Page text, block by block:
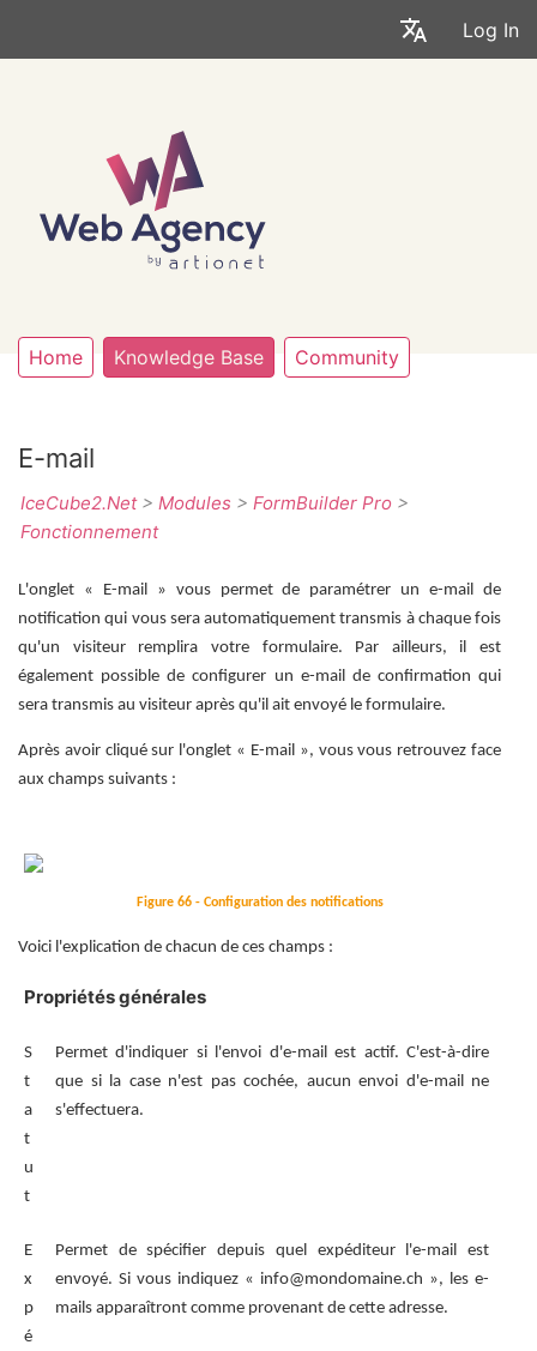
Log In
Home Knowledge Base Community
E-mail
IceCube2.Net> Modules > FormBuilder Pro >
Fonctionnement
L'onglet « E-mail » vous permet de paramétrer un e-mail de
notification qui vous sera automatiquement transmis à chaque fois
qu'un visiteur remplira votre formulaire. Par ailleurs, il est
également possible de configurer un e-mail de confirmation qui
sera transmis au visiteur après qu'il ait envoyé le formulaire.
Après avoir cliqué sur l'onglet « E-mail », vous vous retrouvez face
aux champs suivants :
Figure 66 - Configuration des notifications
Voici l'explication de chacun de ces champs :
Propriétés générales
S
t
a
t
u
t
Permet d'indiquer si l'envoi d'e-mail est actif. C'est-à-dire
que si la case n'est pas cochée, aucun envoi d'e-mail ne
s'effectuera.
E
x
p
é
Permet de spécifier depuis quel expéditeur l'e-mail est
envoyé. Si vous indiquez « info@mondomaine.ch », les e-
mails apparaîtront comme provenant de cette adresse.